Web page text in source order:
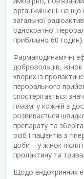
органі-мішені, на що
загальної
однократної
приблизно 60 годин).
Фармакодинамічні
добровольців, жінок
хворих із
перорального
спостерігається
плазмі у кожній з
розвивається
препарату та
осіб і пацієнтів з
доби ‒ у жінок після
пролактину та
Щодо ендокринних